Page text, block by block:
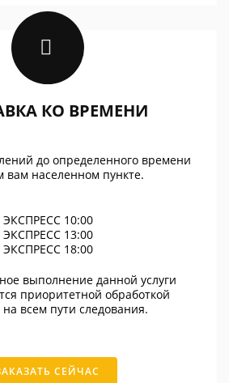
КО ВРЕМЕНИ
до определенного времени
вам населенном пункте.
ЭКСПРЕСС 10:00
ЭКСПРЕСС 13:00
ЭКСПРЕСС 18:00
выполнение данной услуги
приоритетной обработкой
всем пути следования.
СЕЙЧАС